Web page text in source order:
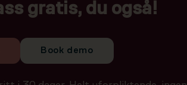
gratis, du også!
Book demo